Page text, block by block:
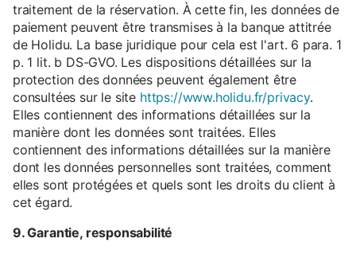
traitement de la réservation. À cette fin, les données de
paiement peuvent être transmises à la banque attitrée
de Holidu. La base juridique pour cela est l'art. 6 para. 1
p. 1 lit. b DS-GVO. Les dispositions détaillées sur la
protection des données peuvent également être
consultées sur le site https://www.holidu.fr/privacy.
Elles contiennent des informations détaillées sur la
manière dont les données sont traitées. Elles
contiennent des informations détaillées sur la manière
dont les données personnelles sont traitées, comment
elles sont protégées et quels sont les droits du client à
cet égard.
9. Garantie, responsabilité